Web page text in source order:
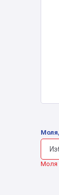
Моля